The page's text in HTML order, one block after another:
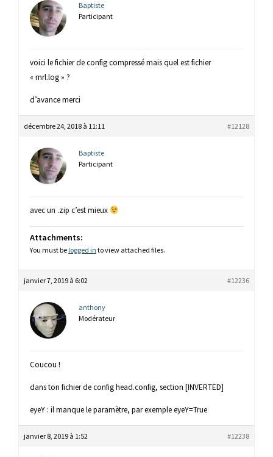
Baptiste
Participant
voici le fichier de config compressé mais quel est fichier
« mrl.log » ?
d’avance merci
décembre 24, 2018 à 11:11 #12128
Baptiste
Participant
avec un .zip c’est mieux
Attachments:
You must be logged in to view attached files.
janvier 7, 2019 à 6:02 #12236
anthony
Modérateur
Coucou !
dans ton fichier de config head.config, section [INVERTED]
eyeY : il manque le paramètre, par exemple eyeY=True
janvier 8, 2019 à 1:52 #12238